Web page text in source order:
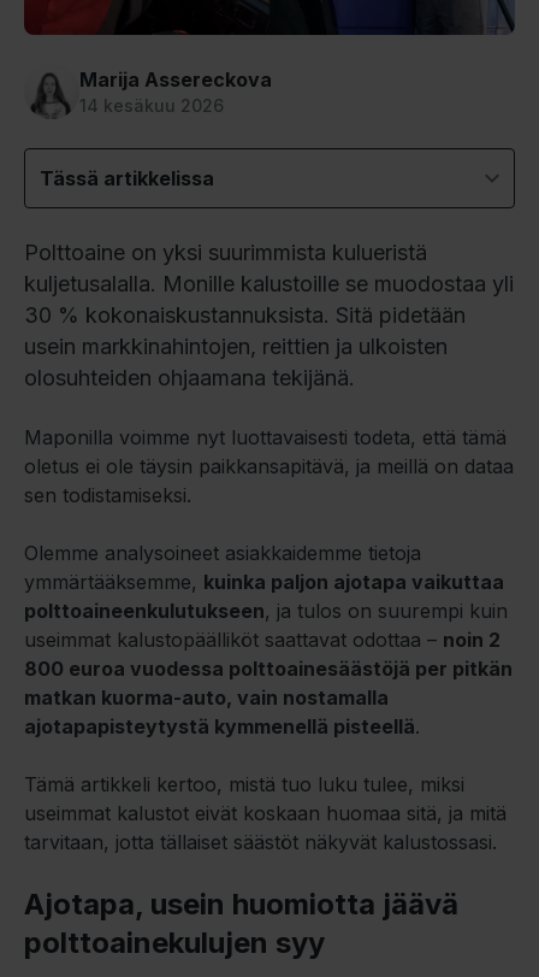
Marija Assereckova
14 kesäkuu 2026
Tässä artikkelissa
Polttoaine on yksi suurimmista kulueristä
kuljetusalalla. Monille kalustoille se muodostaa yli
30 % kokonaiskustannuksista. Sitä pidetään
usein markkinahintojen, reittien ja ulkoisten
olosuhteiden ohjaamana tekijänä.
Maponilla voimme nyt luottavaisesti todeta, että tämä
oletus ei ole täysin paikkansapitävä, ja meillä on dataa
sen todistamiseksi.
Olemme analysoineet asiakkaidemme tietoja
ymmärtääksemme, kuinka paljon ajotapa vaikuttaa
polttoaineenkulutukseen, ja tulos on suurempi kuin
useimmat kalustopäälliköt saattavat odottaa – noin 2
800 euroa vuodessa polttoainesäästöjä per pitkän
matkan kuorma-auto, vain nostamalla
ajotapapisteytystä kymmenellä pisteellä.
Tämä artikkeli kertoo, mistä tuo luku tulee, miksi
useimmat kalustot eivät koskaan huomaa sitä, ja mitä
tarvitaan, jotta tällaiset säästöt näkyvät kalustossasi.
Ajotapa, usein huomiotta jäävä
polttoainekulujen syy